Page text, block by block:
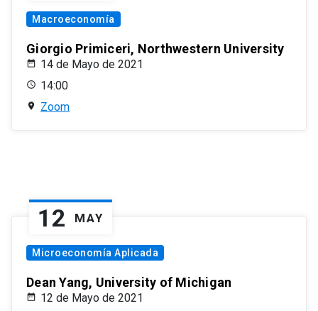
Macroeconomía
Giorgio Primiceri, Northwestern University
14 de Mayo de 2021
14:00
Zoom
12 MAY
Microeconomía Aplicada
Dean Yang, University of Michigan
12 de Mayo de 2021